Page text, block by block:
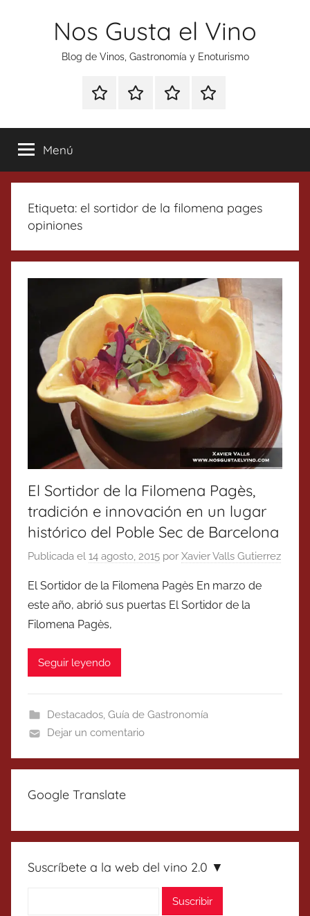
Nos Gusta el Vino
Blog de Vinos, Gastronomía y Enoturismo
Especial
Tonics
Enoturismo
Gastronomía
RankingContacto
Menú
Etiqueta: el sortidor de la filomena pages
opiniones
El Sortidor de la Filomena Pagès,
tradición e innovación en un lugar
histórico del Poble Sec de Barcelona
Publicada el 14 agosto, 2015 por Xavier Valls Gutierrez
El Sortidor de la Filomena Pagès En marzo de
este año, abrió sus puertas El Sortidor de la
Filomena Pagès,
Seguir leyendo
Destacados, Guía de Gastronomía
Dejar un comentario
Google Translate
Suscríbete a la web del vino 2.0 ▼